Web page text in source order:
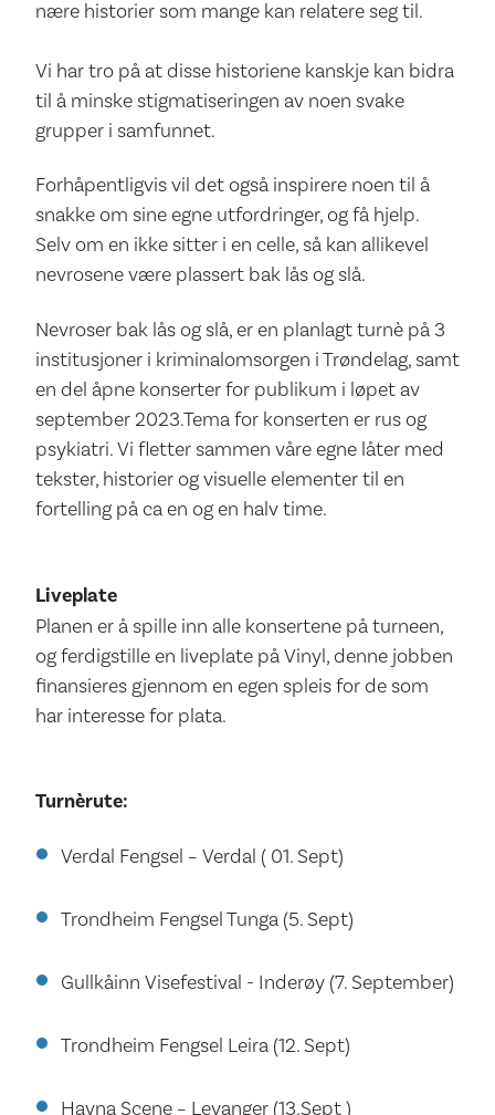
nære historier som mange kan relatere seg til.
Vi har tro på at disse historiene kanskje kan bidra
til å minske stigmatiseringen av noen svake
grupper i samfunnet.
Forhåpentligvis vil det også inspirere noen til å
snakke om sine egne utfordringer, og få hjelp.
Selv om en ikke sitter i en celle, så kan allikevel
nevrosene være plassert bak lås og slå.
Nevroser bak lås og slå, er en planlagt turnè på 3
institusjoner i kriminalomsorgen i Trøndelag, samt
en del åpne konserter for publikum i løpet av
september 2023.Tema for konserten er rus og
psykiatri. Vi fletter sammen våre egne låter med
tekster, historier og visuelle elementer til en
fortelling på ca en og en halv time.
Liveplate
Planen er å spille inn alle konsertene på turneen,
og ferdigstille en liveplate på Vinyl, denne jobben
finansieres gjennom en egen spleis for de som
har interesse for plata.
Turnèrute:
Verdal Fengsel – Verdal ( 01. Sept)
Trondheim Fengsel Tunga (5. Sept)
Gullkåinn Visefestival - Inderøy (7. September)
Trondheim Fengsel Leira (12. Sept)
Havna Scene – Levanger (13.Sept )